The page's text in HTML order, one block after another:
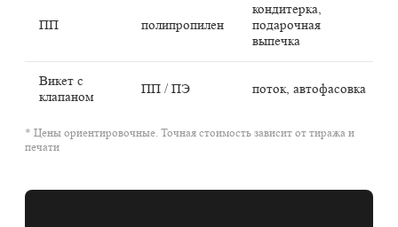
ПП полипропилен
кондитерка,
подарочная
выпечка
Викет с
клапаном
ПП / ПЭ поток, автофасовка
* Цены ориентировочные. Точная стоимость зависит от тиража и
печати